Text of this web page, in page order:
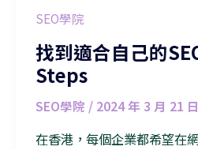
SEO學院
找到適合自己的
Steps
SEO學院 / 2024 年 3 月 21 日
在香港，每個企業都希望在